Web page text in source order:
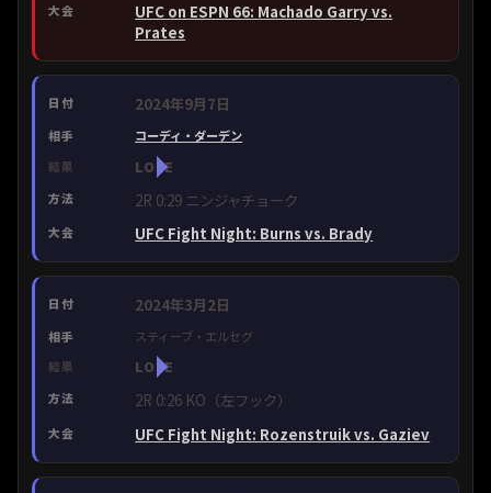
UFC on ESPN 66: Machado Garry vs.
Prates
2024年9月7日
コーディ・ダーデン
LOSE
2R 0:29 ニンジャチョーク
UFC Fight Night: Burns vs. Brady
2024年3月2日
スティーブ・エルセグ
LOSE
2R 0:26 KO（左フック）
UFC Fight Night: Rozenstruik vs. Gaziev